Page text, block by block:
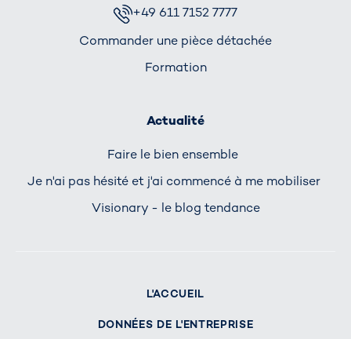
+49 611 7152 7777
Commander une pièce détachée
Formation
Actualité
Faire le bien ensemble
Je n'ai pas hésité et j'ai commencé à me mobiliser
Visionary - le blog tendance
L'ACCUEIL
DONNÉES DE L'ENTREPRISE